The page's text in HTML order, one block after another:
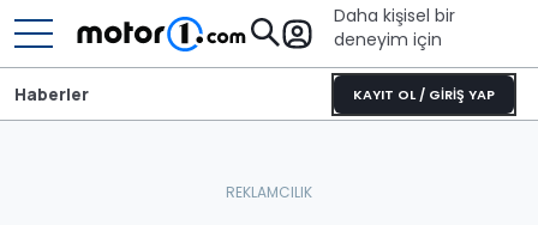
Daha kişisel bir
deneyim için
KAYIT OL / GİRİŞ YAP
Haberler